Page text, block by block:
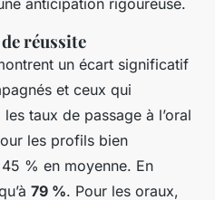
anticipation rigoureuse.
réussite
un écart significatif
et ceux qui
taux de passage à l’oral
les profils bien
% en moyenne. En
79 %. Pour les oraux,